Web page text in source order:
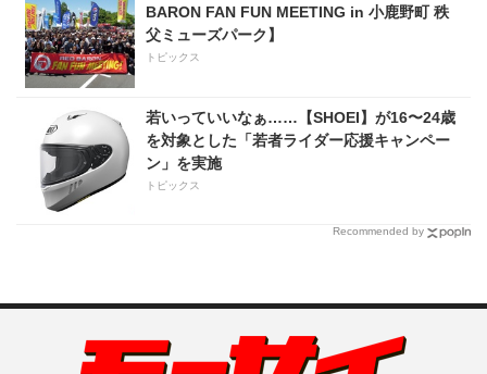
BARON FAN FUN MEETING in 小鹿野町 秩
父ミューズパーク】
トピックス
若いっていいなぁ……【SHOEI】が16〜24歳
を対象とした「若者ライダー応援キャンペー
ン」を実施
トピックス
Recommended by